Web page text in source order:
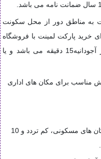
به مناطق دور از محل سکونت
خرید پارکت لمینت با فروشگاه
طرح آذین نمایندگی پارکت لمینت آرتا در آجودانیه15 دقیقه می باشد و یا
مناسب برای مکان های اداری
دارای 15 سال ضمانت برای مکان های مسکونی، کم تردد و 10